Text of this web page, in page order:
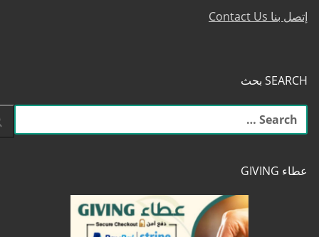
إتصل بنا Contact Us
SEARCH بحث
البحث
عن:
عطاء GIVING